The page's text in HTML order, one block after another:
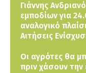
Γιάννης
εμποδίων για
αναλογικό
Αιτήσεις
Οι αγρότες θα
πριν χάσουν την